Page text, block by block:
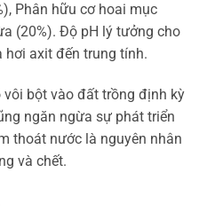
Phân hữu cơ hoai mục
(20%). Độ pH lý tưởng cho
hơi axit đến trung tính.
bột vào đất trồng định kỳ
ngăn ngừa sự phát triển
thoát nước là nguyên nhân
và chết.